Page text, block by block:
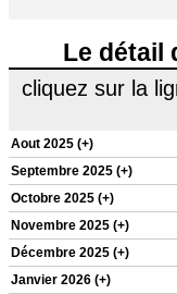
Le détail
cliquez sur la
Aout 2025 (+)
Septembre 2025 (+)
Octobre 2025 (+)
Novembre 2025 (+)
Décembre 2025 (+)
Janvier 2026 (+)